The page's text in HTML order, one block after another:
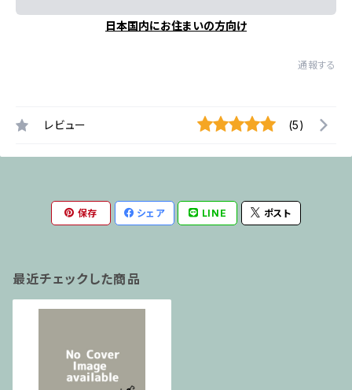
日本国内にお住まいの方向け
通報する
レビュー (5)
保存 シェア LINE ポスト
最近チェックした商品